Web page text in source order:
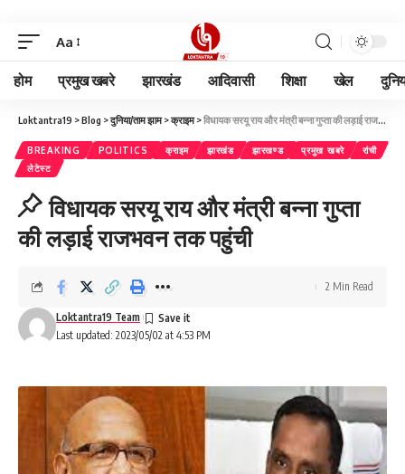
Aa
होम प्रमुख खबरे झारखंड आदिवासी शिक्षा खेल
Loktantra19 >Blog >दुनिया/ताम झाम>क्राइम>विधायक सरयू राय और मंत्री बन्ना गुप्ता की लड़ाई राजभवन तक पहुंची
BREAKING POLITICS क्राइम झारखंड झारखण्ड प्रमुख खबरे
रांची
लेटेस्ट
विधायक सरयू राय और मंत्री बन्ना गुप्ता
की लड़ाई राजभवन तक पहुंची
Last updated: 2023/05/02 at 4:53 PM
Loktantra19 Team
2 Min Read